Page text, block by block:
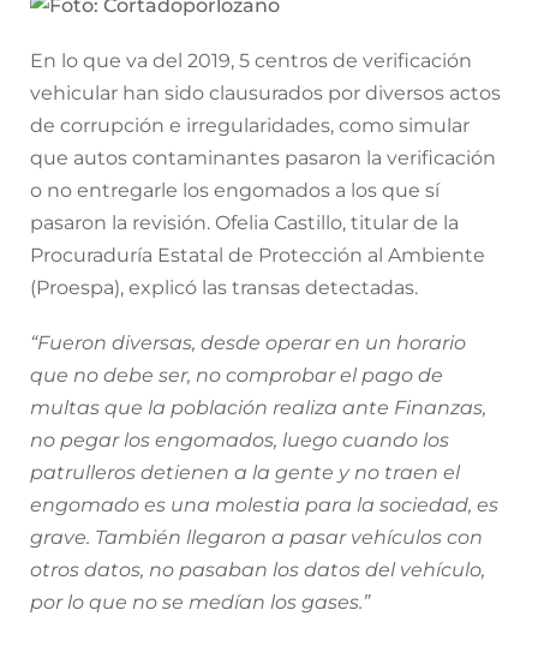
En lo que va del 2019, 5 centros de verificación
vehicular han sido clausurados por diversos actos
de corrupción e irregularidades, como simular
que autos contaminantes pasaron la verificación
o no entregarle los engomados a los que sí
pasaron la revisión. Ofelia Castillo, titular de la
Procuraduría Estatal de Protección al Ambiente
(Proespa), explicó las transas detectadas.
“Fueron diversas, desde operar en un horario
que no debe ser, no comprobar el pago de
multas que la población realiza ante Finanzas,
no pegar los engomados, luego cuando los
patrulleros detienen a la gente y no traen el
engomado es una molestia para la sociedad, es
grave. También llegaron a pasar vehículos con
otros datos, no pasaban los datos del vehículo,
por lo que no se medían los gases.”